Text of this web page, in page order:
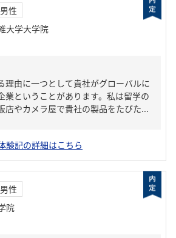
男性
大学大学院
理由に一つとして貴社がグローバルに
業ということがあります。私は留学の
店やカメラ屋で貴社の製品をたびた...
験記の詳細はこちら
男性
院